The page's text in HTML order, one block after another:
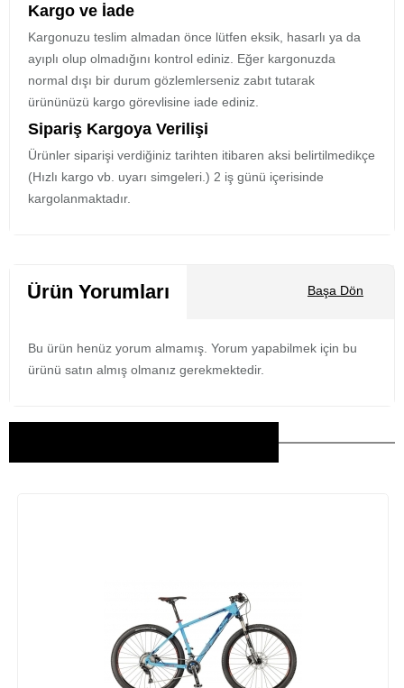
Kargo ve İade
Kargonuzu teslim almadan önce lütfen eksik, hasarlı ya da
ayıplı olup olmadığını kontrol ediniz. Eğer kargonuzda
normal dışı bir durum gözlemlerseniz zabıt tutarak
ürününüzü kargo görevlisine iade ediniz.
Sipariş Kargoya Verilişi
Ürünler siparişi verdiğiniz tarihten itibaren aksi belirtilmedikçe
(Hızlı kargo vb. uyarı simgeleri.) 2 iş günü içerisinde
kargolanmaktadır.
Ürün Yorumları Başa Dön
Bu ürün henüz yorum almamış. Yorum yapabilmek için bu
ürünü satın almış olmanız gerekmektedir.